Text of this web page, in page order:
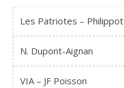
Les Patriotes – Philippot
N. Dupont-Aignan
VIA – JF Poisson